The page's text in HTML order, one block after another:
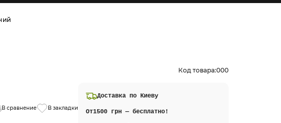
Код товара:000
В сравнение В закладки
Доставка по Киеву
От1500 грн — бесплатно!